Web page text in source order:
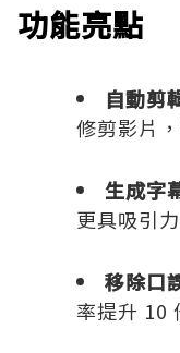
功能亮點
自動剪
修剪影片
生成字
更具吸引力
移除口
率提升 10